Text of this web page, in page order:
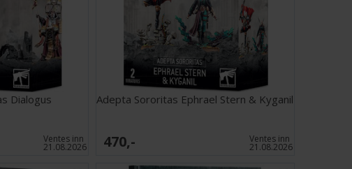
Dialogus
Ventes inn
21.08.2026
Adepta Sororitas Ephrael Stern & Kyganil
470,- Ventes inn
21.08.2026